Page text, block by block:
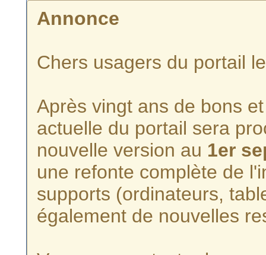
Annonce
Chers usagers du portail
Après vingt ans de bons
actuelle du portail sera
nouvelle version au 1er
une refonte complète de
supports (ordinateurs,
également de nouvelles